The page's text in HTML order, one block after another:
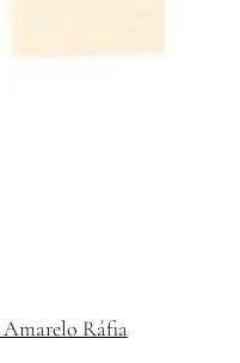
Amarelo Ráfia